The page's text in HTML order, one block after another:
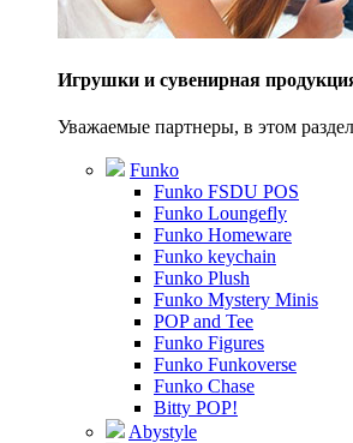
Игрушки и сувенирная
Уважаемые партнеры, в этом
Funko
Funko FSDU POS
Funko Loungefly
Funko Homeware
Funko keychain
Funko Plush
Funko Mystery Minis
POP and Tee
Funko Figures
Funko Funkoverse
Funko Chase
Bitty POP!
Abystyle